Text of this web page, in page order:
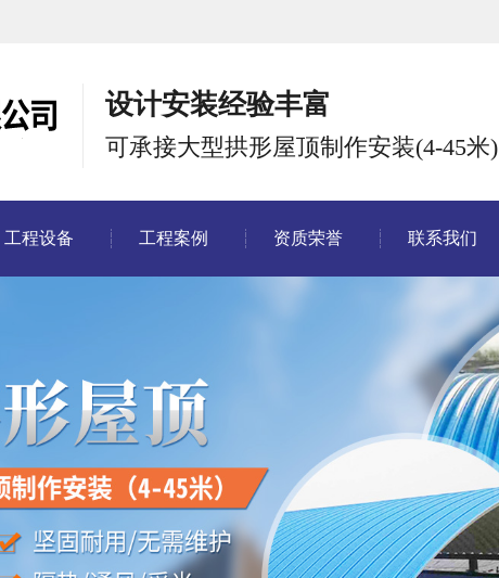
设计安装经验丰富
可承接大型拱形屋顶制作安装(4-45米)
工程设备 工程案例 资质荣誉 联系我们